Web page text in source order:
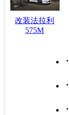
改装法拉利
575M